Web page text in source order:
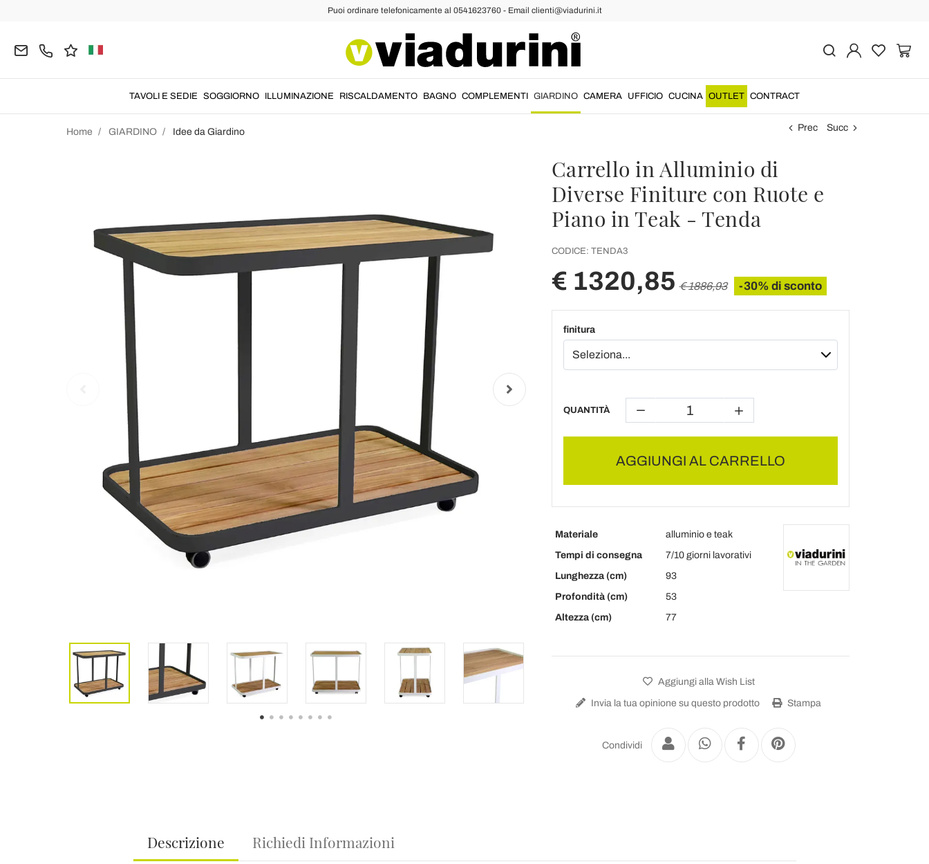
Puoi ordinare telefonicamente al 0541623760 - Email clienti@viadurini.it
TAVOLI E SEDIE SOGGIORNO ILLUMINAZIONE RISCALDAMENTO BAGNO COMPLEMENTI GIARDINO CAMERA UFFICIO CUCINA OUTLET CONTRACT
Home GIARDINO Idee da Giardino Prec Succ
Carrello in Alluminio di
Diverse Finiture con Ruote e
Piano in Teak - Tenda
CODICE: TENDA3
€ 1320,85 € 1886,93 -30% di sconto
finitura
QUANTITÀ
AGGIUNGI AL CARRELLO
Materiale
alluminio e teak
Tempi di consegna
7/10 giorni lavorativi
Lunghezza (cm)
93
Profondità (cm)
53
Altezza (cm)
77
Aggiungi alla Wish List
Invia la tua opinione su questo prodotto Stampa
Condividi
Descrizione Richiedi Informazioni